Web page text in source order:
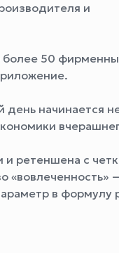
и
более 50
день начинается
и ретеншена с
«вовлеченность»
в формулу